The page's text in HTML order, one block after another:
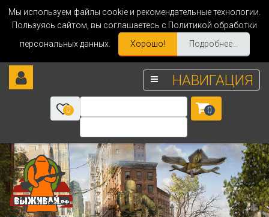
Мы используем файлы cookie и рекомендательные технологии.
Пользуясь сайтом, вы соглашаетесь с Политикой обработки
персональных данных.
Хорошо! Подробнее...
НАВИГАЦИЯ
0 0